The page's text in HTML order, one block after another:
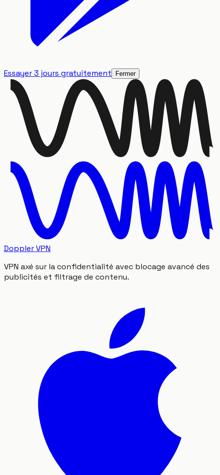
Essayer 3 jours gratuitement Fermer
Doppler VPN
VPN axé sur la confidentialité avec blocage avancé des
publicités et filtrage de contenu.